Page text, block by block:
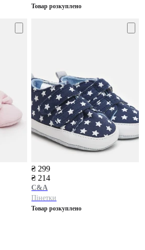
Товар розкуплено
₴ 299
₴ 214
C&A
Пінетки
Товар розкуплено